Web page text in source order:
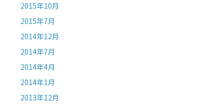
2015年10月
2015年7月
2014年12月
2014年7月
2014年4月
2014年1月
2013年12月